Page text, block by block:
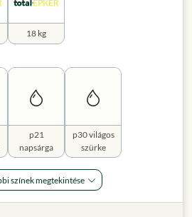
18 kg
p21
napsárga
p30 világos
szürke
színek megtekintése